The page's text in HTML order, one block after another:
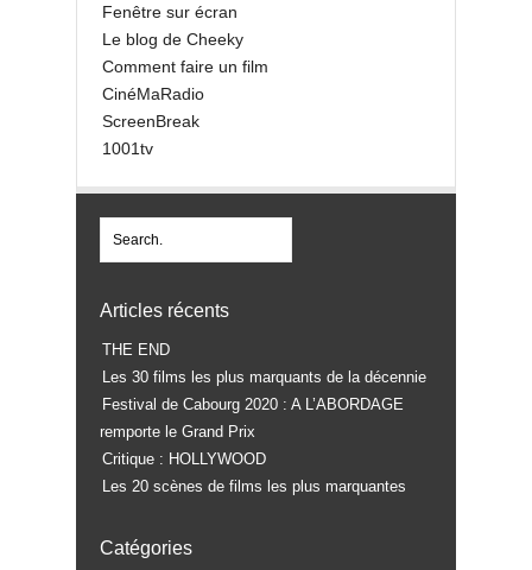
Fenêtre sur écran
Le blog de Cheeky
Comment faire un film
CinéMaRadio
ScreenBreak
1001tv
Articles récents
THE END
Les 30 films les plus marquants de la décennie
Festival de Cabourg 2020 : A L’ABORDAGE
remporte le Grand Prix
Critique : HOLLYWOOD
Les 20 scènes de films les plus marquantes
Catégories